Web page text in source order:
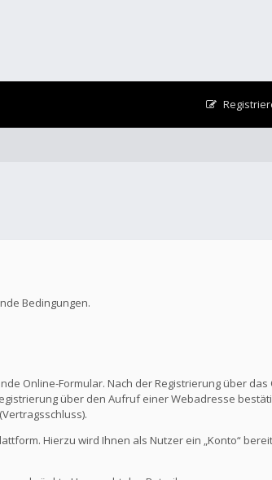
Bedingungen.
Online-Formular. Nach der Registrierung über das
über den Aufruf einer Webadresse
Hierzu wird Ihnen als Nutzer ein „Konto“